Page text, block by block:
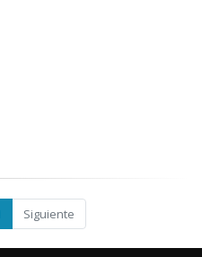
Siguiente